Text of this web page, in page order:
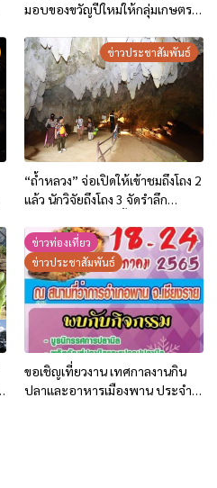
มอบของขวัญปีใหม่ให้กลุ่มเกษตร
อ.พาน 57 ครัวเรือนข่าวประชาสัมพันธ์
“ถ้ำหลวง” จ่อเปิดให้เข้าชมถึงโถง 2
แล้ว นักวิจัยถึงโถง 3 จัดรำลึก
ตั้งทีมนำตะกอนใหม่ออก
ข่าวท่องเที่ยว
ข่าวประชาสัมพันธ์
ขอเชิญเที่ยวงาน เทศกาลงานกิน
ปลาและอาหารเมืองพาน ประจำปี